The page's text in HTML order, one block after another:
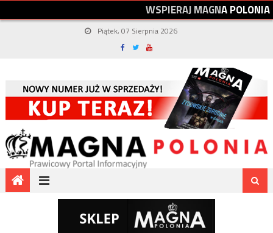
WSPIERAJMAGNAPOLONIA
Piątek, 07 Sierpnia 2026